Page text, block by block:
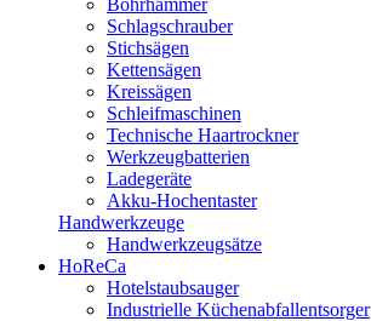
Bohrhämmer
Schlagschrauber
Stichsägen
Kettensägen
Kreissägen
Schleifmaschinen
Technische Haartrockner
Werkzeugbatterien
Ladegeräte
Akku-Hochentaster
Handwerkzeuge
Handwerkzeugsätze
HoReCa
Hotelstaubsauger
Industrielle Küchenabfallentsorger